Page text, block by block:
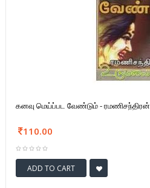
கனவு மெய்ப்பட வேண்டும் - ரமணிசந்திரன்
110.00
ADD TO CART